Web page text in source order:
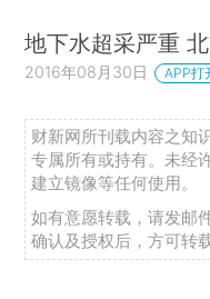
地下水超采严重
2016年08月30日 APP打
财新网所刊载内容之知
专属所有或持有。未经
建立镜像等任何使用。
如有意愿转载，请发邮
确认及授权后，方可转载